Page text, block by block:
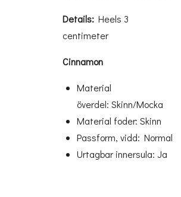
Details: Heels 3
centimeter
Cinnamon
Material
överdel: Skinn/Mocka
Material foder: Skinn
Passform, vidd: Normal
Urtagbar innersula: Ja